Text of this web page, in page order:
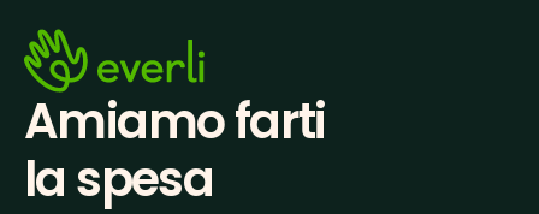
Amiamo farti
la spesa